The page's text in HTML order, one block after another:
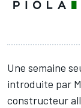
Une semaine
introduite par
constructeur